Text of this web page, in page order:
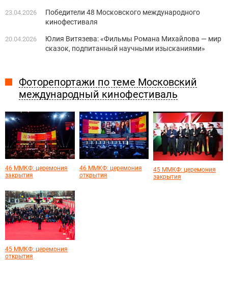
23.04.2026
Победители 48 Московского международного
кинофестиваля
20.04.2026
Юлия Витязева: «Фильмы Романа Михайлова — мир
сказок, подпитанный научными изысканиями»
Фоторепортажи по теме Московский
международный кинофестиваль
46 ММКФ: церемония
закрытия
46 ММКФ: церемония
открытия
45 ММКФ: церемония
закрытия
45 ММКФ: церемония
открытия